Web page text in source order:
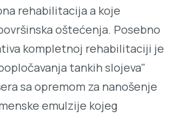
rehabilitacija a koje
oštećenja. Posebno
kompletnoj rehabilitaciji je
tankih slojeva"
sa opremom za nanošenje
emulzije kojeg